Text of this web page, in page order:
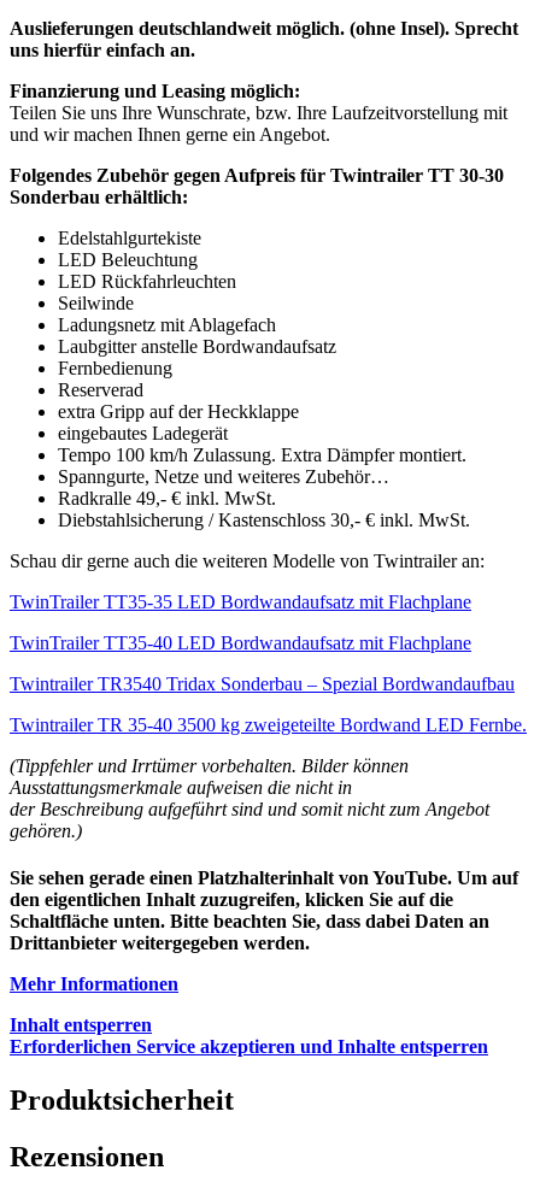
Auslieferungen deutschlandweit möglich. (ohne Insel). Sprecht
uns hierfür einfach an.
Finanzierung und Leasing möglich:
Teilen Sie uns Ihre Wunschrate, bzw. Ihre Laufzeitvorstellung mit
und wir machen Ihnen gerne ein Angebot.
Folgendes Zubehör gegen Aufpreis für Twintrailer TT 30-30
Sonderbau erhältlich:
Edelstahlgurtekiste
LED Beleuchtung
LED Rückfahrleuchten
Seilwinde
Ladungsnetz mit Ablagefach
Laubgitter anstelle Bordwandaufsatz
Fernbedienung
Reserverad
extra Gripp auf der Heckklappe
eingebautes Ladegerät
Tempo 100 km/h Zulassung. Extra Dämpfer montiert.
Spanngurte, Netze und weiteres Zubehör…
Radkralle 49,- € inkl. MwSt.
Diebstahlsicherung / Kastenschloss 30,- € inkl. MwSt.
Schau dir gerne auch die weiteren Modelle von Twintrailer an:
TwinTrailer TT35-35 LED Bordwandaufsatz mit Flachplane
TwinTrailer TT35-40 LED Bordwandaufsatz mit Flachplane
Twintrailer TR3540 Tridax Sonderbau – Spezial Bordwandaufbau
Twintrailer TR 35-40 3500 kg zweigeteilte Bordwand LED Fernbe.
(Tippfehler und Irrtümer vorbehalten. Bilder können
Ausstattungsmerkmale aufweisen die nicht in
der Beschreibung aufgeführt sind und somit nicht zum Angebot
gehören.)
Sie sehen gerade einen Platzhalterinhalt vonYouTube. Um auf
den eigentlichen Inhalt zuzugreifen, klicken Sie auf die
Schaltfläche unten. Bitte beachten Sie, dass dabei Daten an
Drittanbieter weitergegeben werden.
Mehr Informationen
Inhalt entsperren
Erforderlichen Service akzeptieren und Inhalte entsperren
Produktsicherheit
Rezensionen